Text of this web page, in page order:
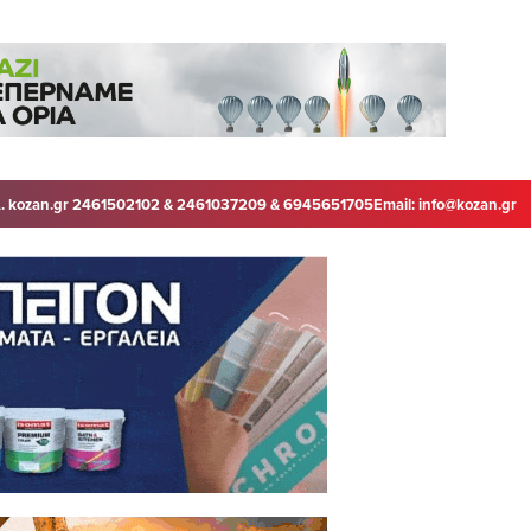
kozan.gr 2461502102 & 2461037209 & 6945651705Email:info@kozan.gr